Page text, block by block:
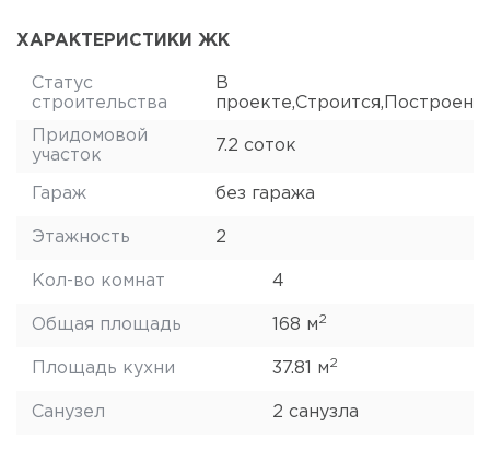
ХАРАКТЕРИСТИКИ ЖК
Статус
строительства
В
проекте,Строится,Построен
Придомовой
участок
7.2 соток
Гараж без гаража
Этажность 2
Кол-во комнат 4
Общая площадь 168 м2
Площадь кухни 37.81 м2
Санузел 2 санузла